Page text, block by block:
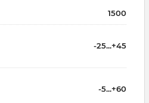
1500
-25...+45
-5...+60